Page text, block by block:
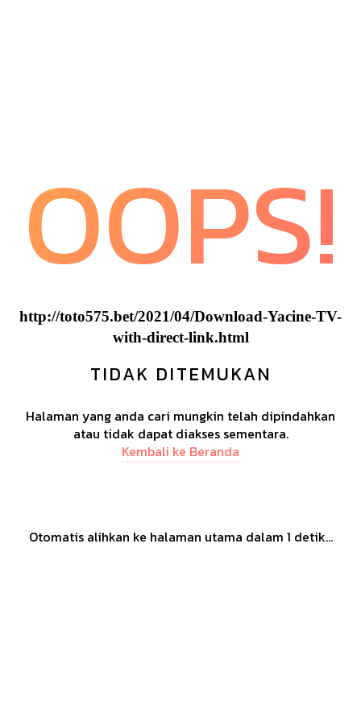
OOPS!
http://toto575.bet/2021/04/Download-Yacine-TV-
with-direct-link.html
TIDAK DITEMUKAN
Halaman yang anda cari mungkin telah dipindahkan
atau tidak dapat diakses sementara.
Kembali ke Beranda
Otomatis alihkan ke halaman utama dalam 1 detik...